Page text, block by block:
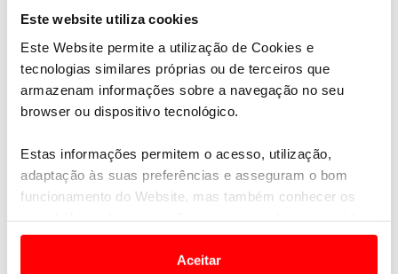
Este website utiliza cookies
Este Website permite a utilização de Cookies e
tecnologias similares próprias ou de terceiros que
armazenam informações sobre a navegação no seu
browser ou dispositivo tecnológico.
Estas informações permitem o acesso, utilização,
adaptação às suas preferências e asseguram o bom
funcionamento do Website, mas também conhecer os
e anúncios de modo a promover produtos e/ou serviços.
Aceitar